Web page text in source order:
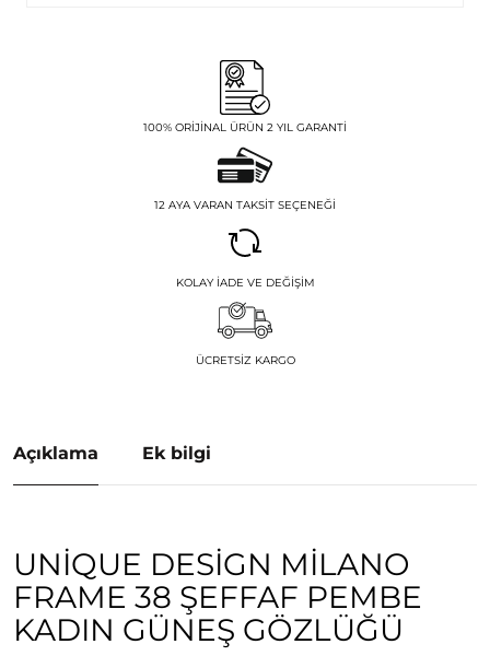
100% ORIJINAL ÜRÜN 2 YIL GARANTI
12 AYA VARAN TAKSIT SEÇENEĞI
KOLAY İADE VE DEĞIŞIM
ÜCRETSIZ KARGO
Açıklama Ek bilgi
UNIQUE DESIGN MILANO
FRAME 38 ŞEFFAF PEMBE
KADIN GÜNEŞ GÖZLÜĞÜ